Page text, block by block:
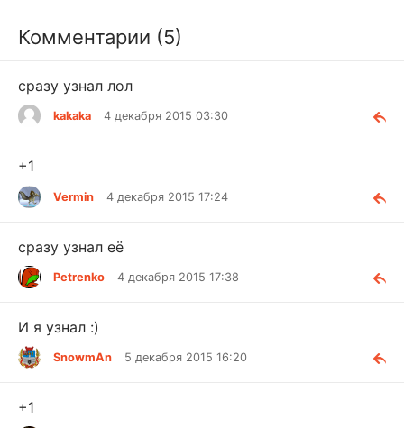
Комментарии (5)
сразу узнал лол
kakaka 4 декабря 2015 03:30
+1
Vermin 4 декабря 2015 17:24
сразу узнал её
Petrenko 4 декабря 2015 17:38
И я узнал :)
SnowmAn 5 декабря 2015 16:20
+1